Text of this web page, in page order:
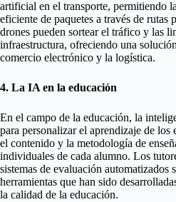
artificial en el transporte, permitiendo
eficiente de paquetes a través de rutas
drones pueden sortear el tráfico y las
infraestructura, ofreciendo una
comercio electrónico y la logística.
4. La IA en la educación
En el campo de la educación, la
para personalizar el aprendizaje de los
el contenido y la metodología de
individuales de cada alumno. Los
sistemas de evaluación automatizados
herramientas que han sido
la calidad de la educación.